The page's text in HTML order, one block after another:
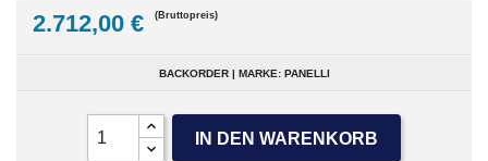
2.712,00 € (Bruttopreis)
BACKORDER | MARKE: PANELLI
IN DEN WARENKORB